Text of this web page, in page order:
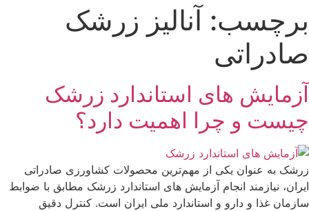
برچسب: آنالیز زرشک
صادراتی
آزمایش های استاندارد زرشک
چیست و چرا اهمیت دارد؟
زرشک به عنوان یکی از مهم‌ترین محصولات کشاورزی صادراتی
ایران، نیازمند انجام آزمایش های استاندارد زرشک مطابق با ضوابط
سازمان غذا و دارو و استاندارد ملی ایران است. کنترل دقیق